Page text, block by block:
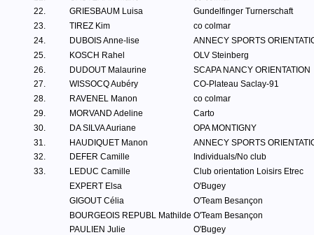
22.
GRIESBAUM Luisa
Gundelfinger Turnerschaft
23.
TIREZ Kim
co colmar
24.
DUBOIS Anne-lise
ANNECY SPORTS
25.
KOSCH Rahel
OLV Steinberg
26.
DUDOUT Malaurine
SCAPA NANCY ORIENTATION
27.
WISSOCQ Aubéry
CO-Plateau Saclay-91
28.
RAVENEL Manon
co colmar
29.
MORVAND Adeline
Carto
30.
DA SILVA Auriane
OPA MONTIGNY
31.
HAUDIQUET Manon
ANNECY SPORTS
32.
DEFER Camille
Individuals/No club
33.
LEDUC Camille
Club orientation Loisirs Etrec
EXPERT Elsa
O'Bugey
GIGOUT Célia
O'Team Besançon
BOURGEOIS REPUBL Mathilde O'Team Besançon
PAULIEN Julie
O'Bugey